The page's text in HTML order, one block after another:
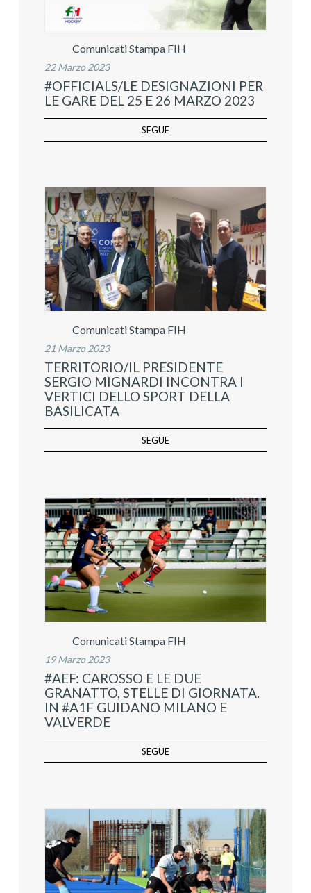
Comunicati Stampa FIH
22 Marzo 2023
#OFFICIALS/LE DESIGNAZIONI PER
LE GARE DEL 25 E 26 MARZO 2023
SEGUE
Comunicati Stampa FIH
21 Marzo 2023
TERRITORIO/IL PRESIDENTE
SERGIO MIGNARDI INCONTRA I
VERTICI DELLO SPORT DELLA
BASILICATA
SEGUE
Comunicati Stampa FIH
19 Marzo 2023
#AEF: CAROSSO E LE DUE
GRANATTO, STELLE DI GIORNATA.
IN #A1F GUIDANO MILANO E
VALVERDE
SEGUE